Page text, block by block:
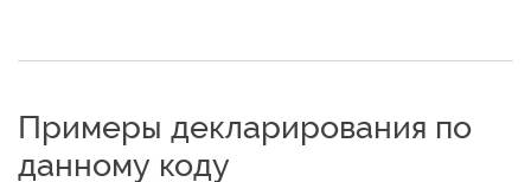
Примеры декларирования по
данному коду